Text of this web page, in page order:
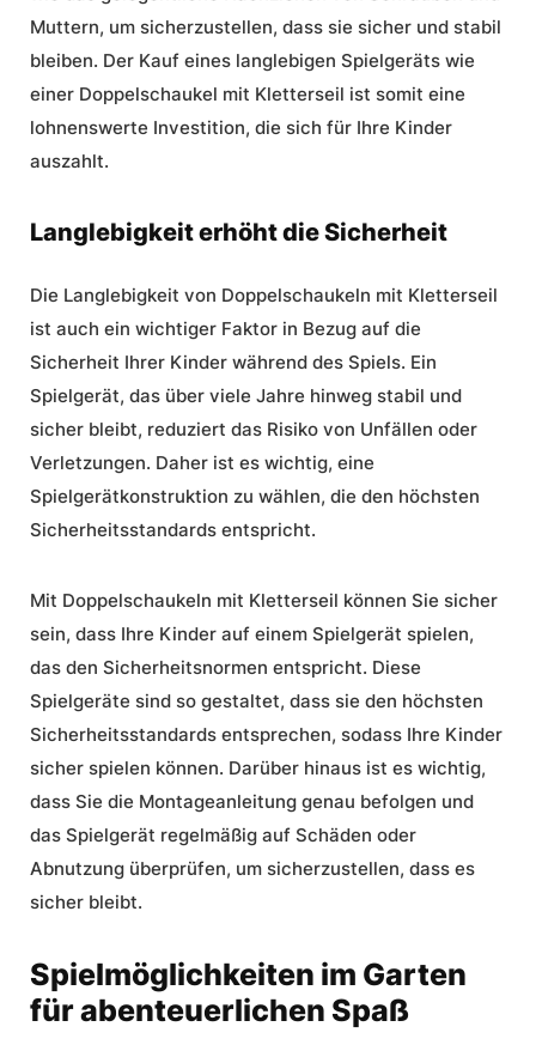
Muttern, um sicherzustellen, dass sie sicher und stabil
bleiben. Der Kauf eines langlebigen Spielgeräts wie
einer Doppelschaukel mit Kletterseil ist somit eine
lohnenswerte Investition, die sich für Ihre Kinder
auszahlt.
Langlebigkeit erhöht die Sicherheit
Die Langlebigkeit von Doppelschaukeln mit Kletterseil
ist auch ein wichtiger Faktor in Bezug auf die
Sicherheit Ihrer Kinder während des Spiels. Ein
Spielgerät, das über viele Jahre hinweg stabil und
sicher bleibt, reduziert das Risiko von Unfällen oder
Verletzungen. Daher ist es wichtig, eine
Spielgerätkonstruktion zu wählen, die den höchsten
Sicherheitsstandards entspricht.
Mit Doppelschaukeln mit Kletterseil können Sie sicher
sein, dass Ihre Kinder auf einem Spielgerät spielen,
das den Sicherheitsnormen entspricht. Diese
Spielgeräte sind so gestaltet, dass sie den höchsten
Sicherheitsstandards entsprechen, sodass Ihre Kinder
sicher spielen können. Darüber hinaus ist es wichtig,
dass Sie die Montageanleitung genau befolgen und
das Spielgerät regelmäßig auf Schäden oder
Abnutzung überprüfen, um sicherzustellen, dass es
sicher bleibt.
Spielmöglichkeiten im Garten
für abenteuerlichen Spaß